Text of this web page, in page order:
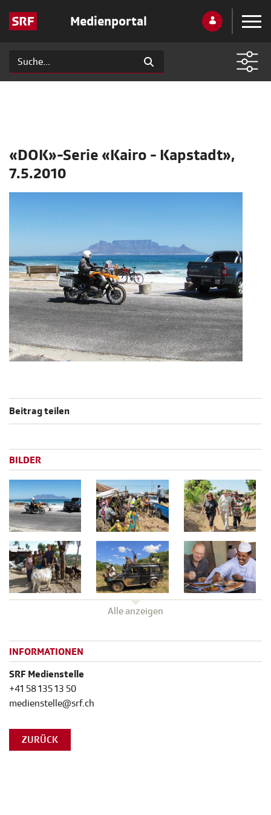
Medienportal
«DOK»-Serie «Kairo - Kapstadt»,
7.5.2010
Beitrag teilen
BILDER
Alle anzeigen
INFORMATIONEN
SRF Medienstelle
+41 58 135 13 50
medienstelle@srf.ch
ZURÜCK